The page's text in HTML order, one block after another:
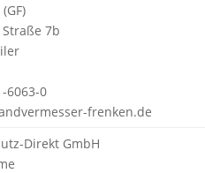
7b
6063-0
frenken.de
Direkt GmbH